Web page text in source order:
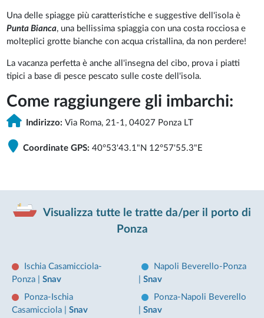
Una delle spiagge più caratteristiche e suggestive dell'isola è
Punta Bianca, una bellissima spiaggia con una costa rocciosa e
molteplici grotte bianche con acqua cristallina, da non perdere!
La vacanza perfetta è anche all'insegna del cibo, prova i piatti
tipici a base di pesce pescato sulle coste dell'isola.
Come raggiungere gli imbarchi:
Indirizzo:Via Roma, 21-1, 04027 Ponza LT
Coordinate GPS:40°53'43.1"N 12°57'55.3"E
Visualizza tutte le tratte da/per il porto di
Ponza
Ischia Casamicciola-
Ponza
Snav
Napoli Beverello-Ponza
|Snav
Ponza-Ischia
Casamicciola
Snav
Ponza-Napoli Beverello
|Snav